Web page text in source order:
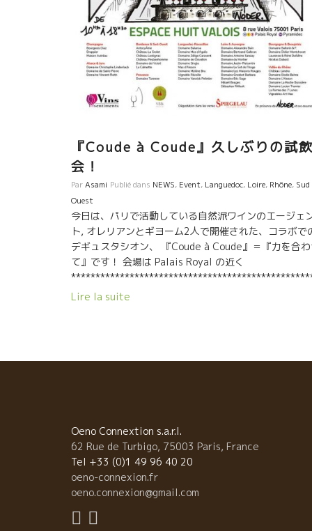
『Coude à Coude』久しぶりの試飲
会！
ParAsami Publié dans NEWS, Event, Languedoc, Loire, Rhône, Sud
Ouest
今日は、パリで活動している自然派ワインのエージェ
ト, オレリアンとギヨーム2人で開催された、コラボで
デギュスタシオン、 『Coude à Coude』＝『力を合
て』です！ 会場は Palais Royal の近く
****************************** 30人近く居た生産者
元でワインを学び、2006年に父から畑を6Ha受け継ぎま
した。しかし父は自然派にあまり興味持たず・・・長年
父を説得・納得させながら、徐々に畑をビオ栽培に転
換。そして今では28Haにも広がるブドウ畑を、
村で経営。 そんなエロディーのワインは凛々しさと優し
ューシーで完熟されたグルナッシュと、ストレートな口
Lire la suite
Oeno Connextion s.a.r.l.
62 Rue de Turbigo, 75003 Paris, France
Tel +33 (0)1 49 96 40 20
oeno-connexion.fr
oeno.connexion@gmail.com